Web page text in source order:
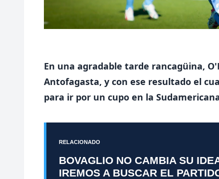
En una agradable tarde rancagüina,
Antofagasta, y con ese resultado el
para ir por un cupo en la
RELACIONADO
BOVAGLIO NO CAMBIA SU
IREMOS A BUSCAR EL